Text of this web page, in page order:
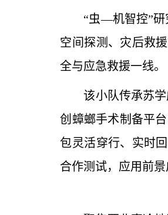
“虫—机智控”研
空间探测、灾后救
全与应急救援一线。
该小队传承苏
创蟑螂手术制备平
包灵活穿行、实时
合作测试，应用前景